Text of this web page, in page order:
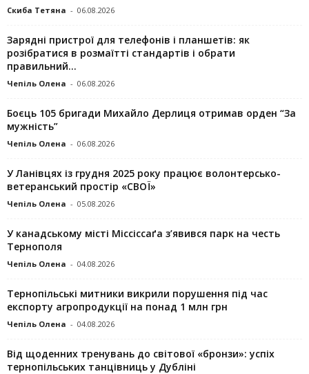
Скиба Тетяна - 06.08.2026
Зарядні пристрої для телефонів і планшетів: як
розібратися в розмаїтті стандартів і обрати
правильний...
Чепіль Олена - 06.08.2026
Боєць 105 бригади Михайло Дерлиця отримав орден “За
мужність”
Чепіль Олена - 06.08.2026
У Ланівцях із грудня 2025 року працює волонтерсько-
ветеранський простір «СВОЇ»
Чепіль Олена - 05.08.2026
У канадському місті Міссіссаґа з’явився парк на честь
Тернополя
Чепіль Олена - 04.08.2026
Тернопільські митники викрили порушення під час
експорту агропродукції на понад 1 млн грн
Чепіль Олена - 04.08.2026
Від щоденних тренувань до світової «бронзи»: успіх
тернопільських танцівниць у Дубліні